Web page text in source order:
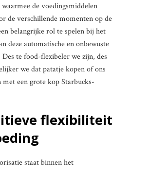
de voedingsmiddelen
de verschillende momenten op de
belangrijke rol te spelen bij het
deze automatische en onbewuste
Des te food-flexibeler we zijn, des
we dat patatje kopen of ons
met een grote kop Starbucks-
flexibiliteit
staat binnen het